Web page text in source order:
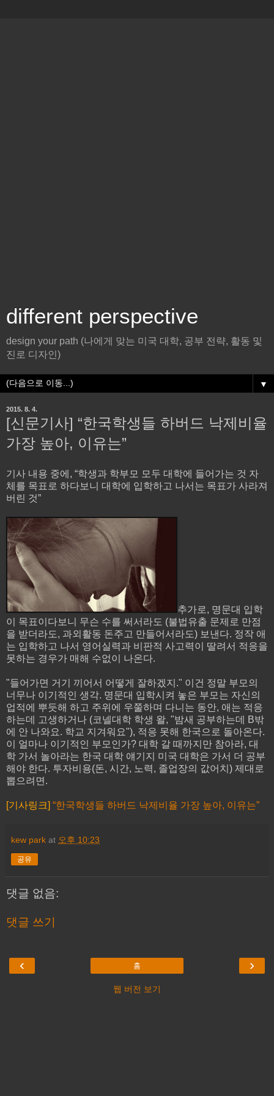
different perspective
design your path (나에게 맞는 미국 대학, 공부 전략, 활동 및
진로 디자인)
▼
2015. 8. 4.
[신문기사] “한국학생들 하버드 낙제비율
가장 높아, 이유는”
기사 내용 중에, “학생과 학부모 모두 대학에 들어가는 것 자
체를 목표로 하다보니 대학에 입학하고 나서는 목표가 사라져
버린 것”
추가로, 명문대 입학
이 목표이다보니 무슨 수를 써서라도 (불법유출 문제로 만점
을 받더라도, 과외활동 돈주고 만들어서라도) 보낸다. 정작 애
는 입학하고 나서 영어실력과 비판적 사고력이 딸려서 적응을
못하는 경우가 매해 수없이 나온다.
"들어가면 거기 끼어서 어떻게 잘하겠지." 이건 정말 부모의
너무나 이기적인 생각. 명문대 입학시켜 놓은 부모는 자신의
업적에 뿌듯해 하고 주위에 우쭐하며 다니는 동안, 애는 적응
하는데 고생하거나 (코넬대학 학생 왈, "밤새 공부하는데 B밖
에 안 나와요. 학교 지겨워요"), 적응 못해 한국으로 돌아온다.
이 얼마나 이기적인 부모인가? 대학 갈 때까지만 참아라, 대
학 가서 놀아라는 한국 대학 얘기지 미국 대학은 가서 더 공부
해야 한다. 투자비용(돈, 시간, 노력, 졸업장의 값어치) 제대로
뽑으려면.
[기사링크] “한국학생들 하버드 낙제비율 가장 높아, 이유는”
kew park at 오후 10:23
공유
댓글 없음:
댓글 쓰기
‹ ›
홈
웹 버전 보기